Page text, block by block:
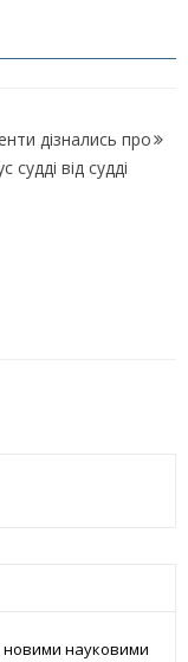
дізнались про
судді від судді
новими науковими